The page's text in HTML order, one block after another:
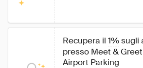
Recupera il 1% sugli
presso Meet &
Airport Parking